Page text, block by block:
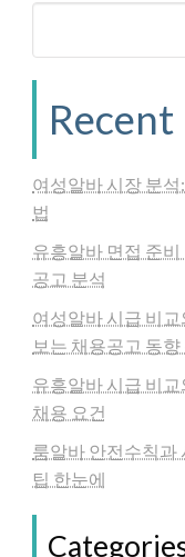
Recent
여성알바 시장 분
법
유흥알바 면접 준
공고 분석
여성알바 시급 비
보는 채용공고 동향
유흥알바 시급 비
채용 요건
룸알바 안전수칙과
팁 한눈에